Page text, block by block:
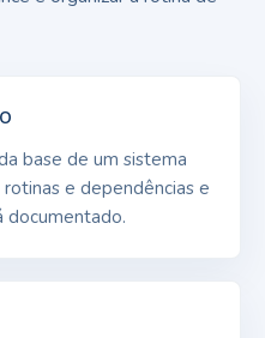
base de um sistema
e dependências e
documentado.